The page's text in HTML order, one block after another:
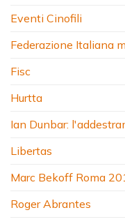
Eventi Cinofili
Federazione Italiana
Fisc
Hurtta
Ian Dunbar:
Libertas
Marc Bekoff Roma
Roger Abrantes